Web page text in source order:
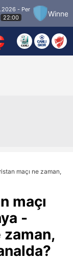
Per
Winner
maçı ne zaman,
maçı
-
zaman,